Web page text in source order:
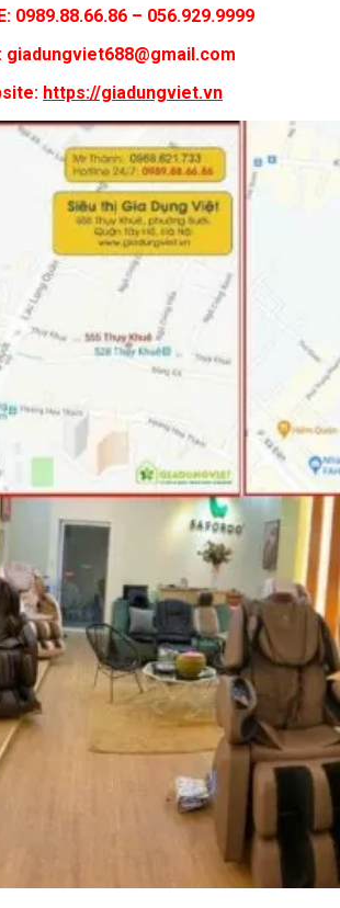
0989.88.66.86 – 056.929.9999
giadungviet688@gmail.com
https://giadungviet.vn